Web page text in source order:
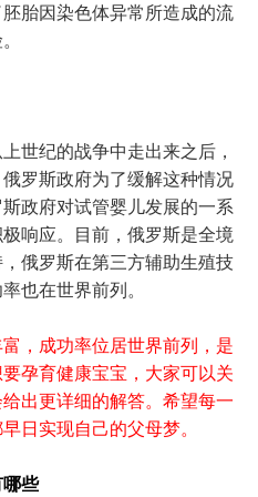
胎因染色体异常所造成的流
世纪的战争中走出来之后，
罗斯政府为了缓解这种情况
政府对试管婴儿发展的一系
响应。目前，俄罗斯是全境
俄罗斯在第三方辅助生殖技
也在世界前列。
，成功率位居世界前列，是
孕育健康宝宝，大家可以关
出更详细的解答。希望每一
日实现自己的父母梦。
些